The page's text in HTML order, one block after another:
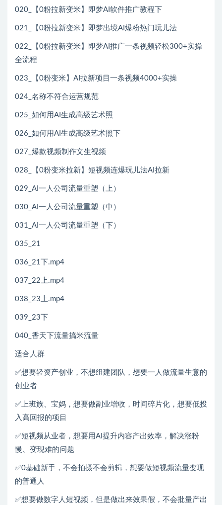
020_【0粉拉新变米】即梦AI软件推广教程下
021_【0粉拉新变米】即梦出境AI爆粉热门玩儿法
022_【0粉拉新变米】即梦AI推广一条视频轻松300+实操
全流程
023_【0粉变米】AI拉新项目一条视频4000+实操
024_名称不符合运营规范
025_如何用AI生成高级艺术照
026_如何用AI生成高级艺术照下
027_爆款视频制作文生视频
028_【0粉变米拉新】短视频连爆玩儿法AI拉新
029_AI一人公司流量重塑（上）
030_AI一人公司流量重塑（中）
031_AI一人公司流量重塑（下）
035_21
036_21下.mp4
037_22上.mp4
038_23上.mp4
039_23下
040_香天下流量搞米流量
适合人群
✅想要轻资产创业，不想组建团队，想要一人做流量生意的
创业者
✅上班族、宝妈，想要做副业增收，时间碎片化，想要低投
入高回报的项目
✅短视频从业者，想要用AI提升内容产出效率，解决涨粉
慢、变现难的问题
✅0基础新手，不会拍摄不会剪辑，想要做短视频流量变现
的普通人
✅想要做数字人短视频，但是做出来效果假，不会批量产出